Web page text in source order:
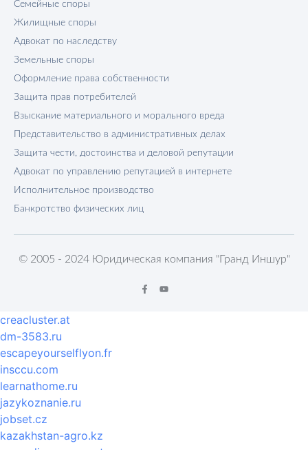
Семейные споры
Жилищные споры
Адвокат по наследству
Земельные споры
Оформление права собственности
Защита прав потребителей
Взыскание материального и морального вреда
Представительство в административных делах
Защита чести, достоинства и деловой репутации
Адвокат по управлению репутацией в интернете
Исполнительное производство
Банкротство физических лиц
© 2005 - 2024 Юридическая компания "Гранд Иншур"
creacluster.at
dm-3583.ru
escapeyourselflyon.fr
insccu.com
learnathome.ru
jazykoznanie.ru
jobset.cz
kazakhstan-agro.kz